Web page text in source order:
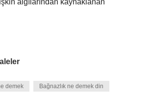
algılarından kaynaklanan
demek Bağnazlık ne demek din